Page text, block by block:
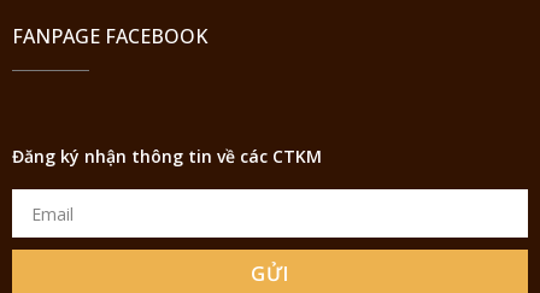
FANPAGE FACEBOOK
Đăng ký nhận thông tin về các CTKM
GỬI